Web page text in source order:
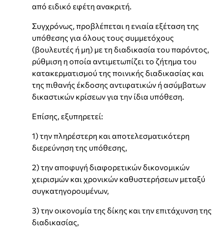
από ειδικό εφέτη ανακριτή.
Συγχρόνως, προβλέπεται η ενιαία εξέταση της
υπόθεσης για όλους τους συμμετόχους
(βουλευτές ή μη) με τη διαδικασία του παρόντος,
ρύθμιση η οποία αντιμετωπίζει το ζήτημα του
κατακερματισμού της ποινικής διαδικασίας και
της πιθανής έκδοσης αντιφατικών ή ασύμβατων
δικαστικών κρίσεων για την ίδια υπόθεση.
Επίσης, εξυπηρετεί:
1) την πληρέστερη και αποτελεσματικότερη
διερεύνηση της υπόθεσης,
2) την αποφυγή διαφορετικών δικονομικών
χειρισμών και χρονικών καθυστερήσεων μεταξύ
συγκατηγορουμένων,
3) την οικονομία της δίκης και την επιτάχυνση της
διαδικασίας,